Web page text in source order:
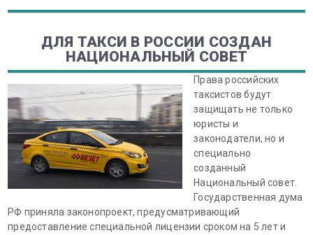
ДЛЯ ТАКСИ В РОССИИ СОЗДАН
НАЦИОНАЛЬНЫЙ СОВЕТ
Права российских
таксистов будут
защищать не только
юристы и
законодатели, но и
специально
созданный
Национальный совет.
Государственная дума
РФ приняла законопроект, предусматривающий
предоставление специальной лицензии сроком на 5 лет и